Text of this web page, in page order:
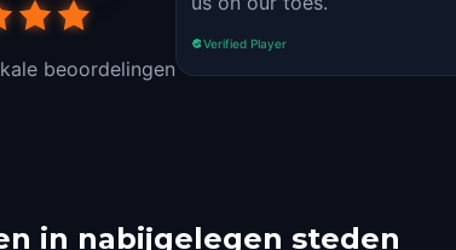
beoordelingen
Verified Player
in nabijgelegen steden